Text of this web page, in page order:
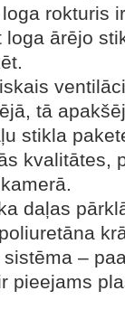
loga rokturis
loga ārējo
tā
stikla
kvalitātes,
daļas
sistēma –
pieejams